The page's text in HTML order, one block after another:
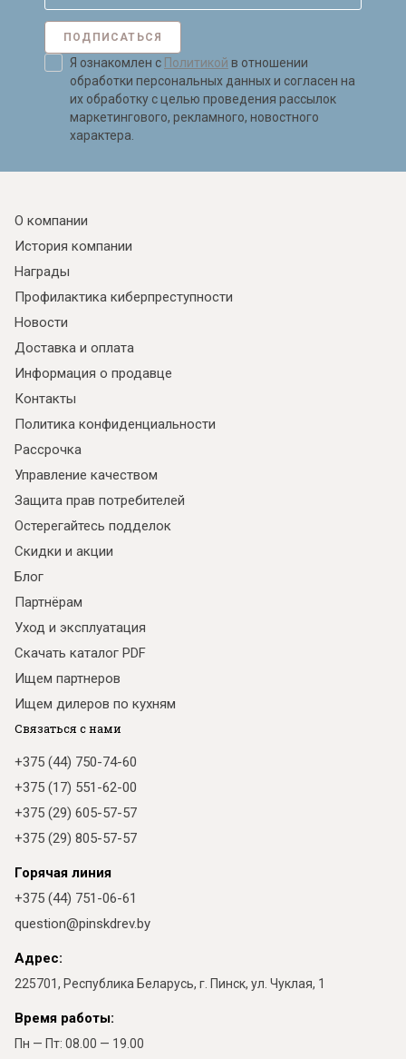
Я ознакомлен с
обработки персональных данных и
ПОДПИСАТЬСЯ
Я ознакомлен с Политикой в отношении
обработки персональных данных и согласен на
их обработку с целью проведения рассылок
маркетингового, рекламного, новостного
характера.
О компании
История компании
Награды
Профилактика киберпреступности
Новости
Доставка и оплата
Информация о продавце
Контакты
Политика конфиденциальности
Рассрочка
Управление качеством
Защита прав потребителей
Остерегайтесь подделок
Скидки и акции
Блог
Партнёрам
Уход и эксплуатация
Скачать каталог PDF
Ищем партнеров
Ищем дилеров по кухням
Связаться с нами
+375 (44) 750-74-60
+375 (17) 551-62-00
+375 (29) 605-57-57
+375 (29) 805-57-57
Горячая линия
+375 (44) 751-06-61
question@pinskdrev.by
Адрес:
225701, Республика Беларусь, г. Пинск, ул. Чуклая, 1
Время работы:
Пн — Пт: 08.00 — 19.00